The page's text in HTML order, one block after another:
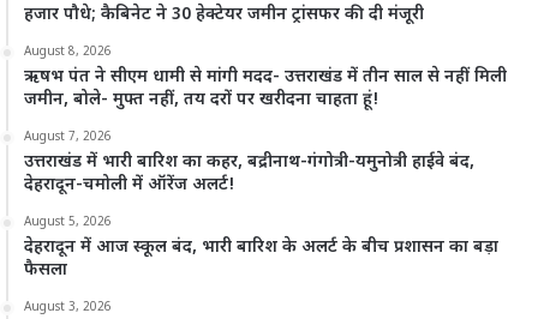
हजार पौधे; कैबिनेट ने 30 हेक्टेयर जमीन ट्रांसफर की दी मंजूरी
August 8, 2026
ऋषभ पंत ने सीएम धामी से मांगी मदद- उत्तराखंड में तीन साल से नहीं मिली
जमीन, बोले- मुफ्त नहीं, तय दरों पर खरीदना चाहता हूं!
August 7, 2026
उत्तराखंड में भारी बारिश का कहर, बद्रीनाथ-गंगोत्री-यमुनोत्री हाईवे बंद,
देहरादून-चमोली में ऑरेंज अलर्ट!
August 5, 2026
देहरादून में आज स्कूल बंद, भारी बारिश के अलर्ट के बीच प्रशासन का बड़ा
फैसला
August 3, 2026